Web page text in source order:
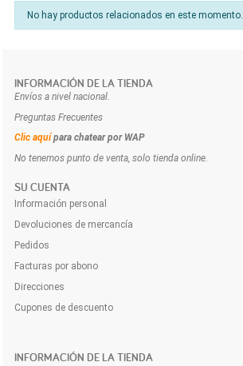
No hay productos relacionados en este momento.
INFORMACIÓN DE LA TIENDA
Envíos a nivel nacional.
Preguntas Frecuentes
Clic aquí para chatear por WAP
No tenemos punto de venta, solo tienda online.
INFORMACIÓN DE LA TIENDA
SU CUENTA
Información personal
Devoluciones de mercancía
Pedidos
Facturas por abono
Direcciones
Cupones de descuento